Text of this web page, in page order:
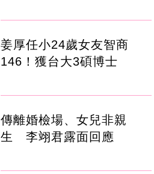
姜厚任小24歲女友智商
146！獲台大3碩博士
傳離婚檢場、女兒非親
生 李翊君露面回應